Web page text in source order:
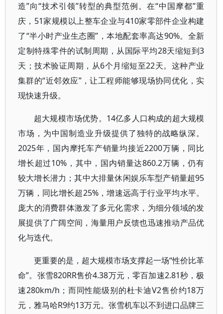
造”向“技术引领”转型的典型范例。在“中国摩都”重
庆，51家规模以上整车企业与410家零部件企业构建
了“半小时产业生态圈”，本地配套率高达90%。全新
定制特殊零件的试制周期，从国际平均28天缩短到3
天；技术验证周期，从6个月缩短至22天。这种产业
集群的“近邻效应”，让工程师能够现场协同优化，实
现快速升级。
超大规模市场优势。14亿多人口构成的超大规模
市场，为中国制造业升级提供了独特的战略纵深。
2025年，国内摩托车产销量均接近2200万辆，同比
增长超过10%，其中，国内销量达860.2万辆，仍有
较大增长潜力；其中大排量休闲娱乐车型产销量超95
万辆，同比增长超25%，增速远高于行业平均水平。
庞大的消费群体激发了多元化需求，为细分领域的发
展提供了广阔空间，海量用户反馈也迅速推动产品优
化与迭代。
更重要的是，超大规模市场支撑起一场“性价比革
命”。张雪820RR售价4.38万元，零百加速2.81秒，极
速280km/h；而同性能级别的杜卡迪V2售价约18万
元，雅马哈R9约13万元。张雪机车以不到进口品牌三